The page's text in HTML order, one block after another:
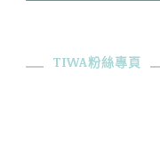
TIWA粉絲專頁